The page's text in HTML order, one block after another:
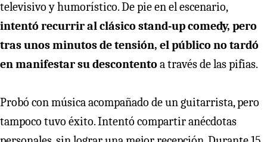
televisivo y humorístico. De pie en el escenario,
intentó recurrir al clásico stand-up comedy, pero
tras unos minutos de tensión, el público no tardó
en manifestar su descontento a través de las pifias.
Probó con música acompañado de un guitarrista, pero
tampoco tuvo éxito. Intentó compartir anécdotas